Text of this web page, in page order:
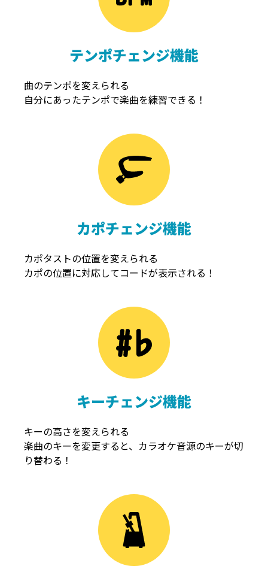
テンポチェンジ機能
曲のテンポを変えられる
自分にあったテンポで楽曲を練習できる！
カポチェンジ機能
カポタストの位置を変えられる
カポの位置に対応してコードが表示される！
キーチェンジ機能
キーの高さを変えられる
楽曲のキーを変更すると、カラオケ音源のキーが切
り替わる！